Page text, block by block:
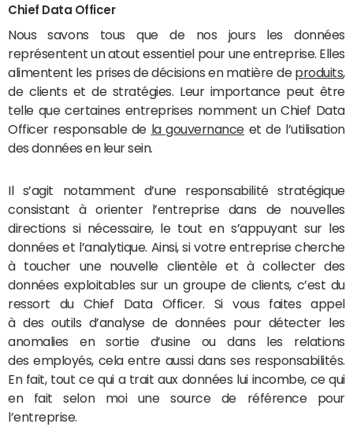
Chief Data Officer
Nous savons tous que de nos jours les données
représentent un atout essentiel pour une entreprise. Elles
alimentent les prises de décisions en matière de produits,
de clients et de stratégies. Leur importance peut être
telle que certaines entreprises nomment un Chief Data
Officer responsable de la gouvernance et de l’utilisation
des données en leur sein.
Il s’agit notamment d’une responsabilité stratégique
consistant à orienter l’entreprise dans de nouvelles
directions si nécessaire, le tout en s’appuyant sur les
données et l’analytique. Ainsi, si votre entreprise cherche
à toucher une nouvelle clientèle et à collecter des
données exploitables sur un groupe de clients, c’est du
ressort du Chief Data Officer. Si vous faites appel
à des outils d’analyse de données pour détecter les
anomalies en sortie d’usine ou dans les relations
des employés, cela entre aussi dans ses responsabilités.
En fait, tout ce qui a trait aux données lui incombe, ce qui
en fait selon moi une source de référence pour
l’entreprise.